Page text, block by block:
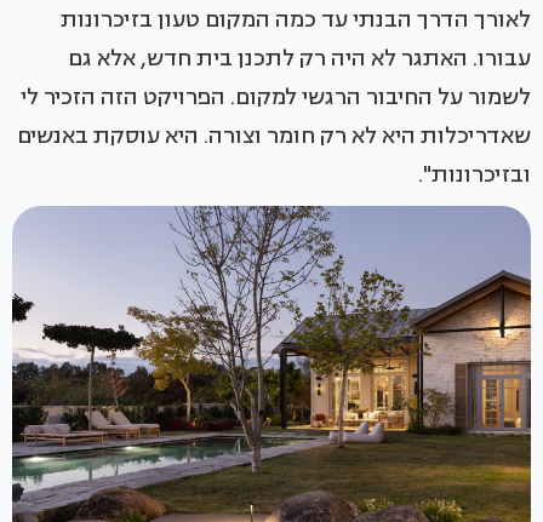
לאורך הדרך הבנתי עד כמה המקום טעון בזיכרונות
עבורו. האתגר לא היה רק לתכנן בית חדש, אלא גם
לשמור על החיבור הרגשי למקום. הפרויקט הזה הזכיר לי
שאדריכלות היא לא רק חומר וצורה. היא עוסקת באנשים
ובזיכרונות".